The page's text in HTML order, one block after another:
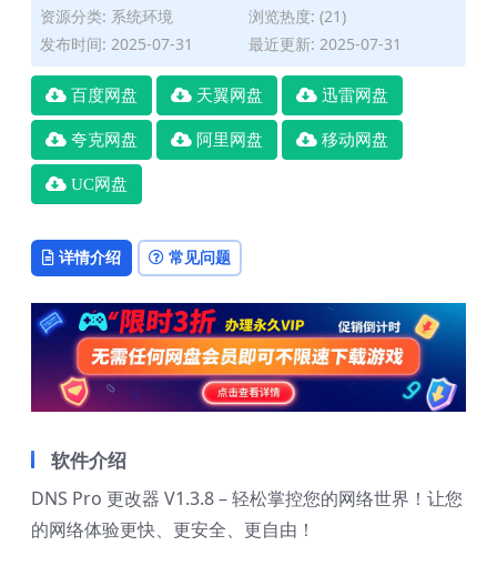
资源分类: 系统环境
浏览热度: (21)
发布时间: 2025-07-31
最近更新: 2025-07-31
百度网盘 天翼网盘 迅雷网盘
夸克网盘 阿里网盘 移动网盘
UC网盘
详情介绍 常见问题
软件介绍
DNS Pro 更改器 V1.3.8 – 轻松掌控您的网络世界！让您
的网络体验更快、更安全、更自由！